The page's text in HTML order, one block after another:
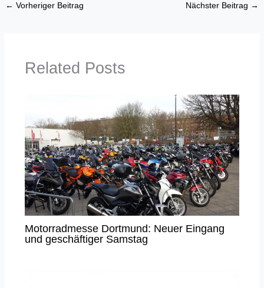
← Vorheriger Beitrag Nächster Beitrag →
Related Posts
Motorradmesse Dortmund: Neuer Eingang
und geschäftiger Samstag